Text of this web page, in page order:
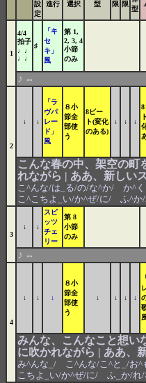
設
定
進行
選択
型
限 限
型
1
4/4
拍子
♩♩
♩♩
♯
「キ
セ
キ」
風
第 1,
2, 3, 4
小節
のみ
♪ ⇔
2
↓ ↓
「ラ
ヴパ
レー
ド」
風
８小
節全
部使
う
8ビー
ト(変化
のある)
↓ ↓ ↓
8
こんな春の中、架空の町
れながら | ああ、新しい
こ^んな/は_る/の/な^か/ か^
こ^こちよ_い/か^ぜ/に/ ふ^
3
↓ ↓
スピ
ッツ
チェ
リー
第 8
小節
のみ
♪ ⇔
4
↓ ↓ ↓
８小
節全
部使
う
↓ ↓ ↓ ↓
みんな、こんなこと想い
に吹かれながら | ああ、
み^んな_/ こ^んな/こ^と_/お^
こちよ_い/か^ぜ/に/ ふ_か/れ